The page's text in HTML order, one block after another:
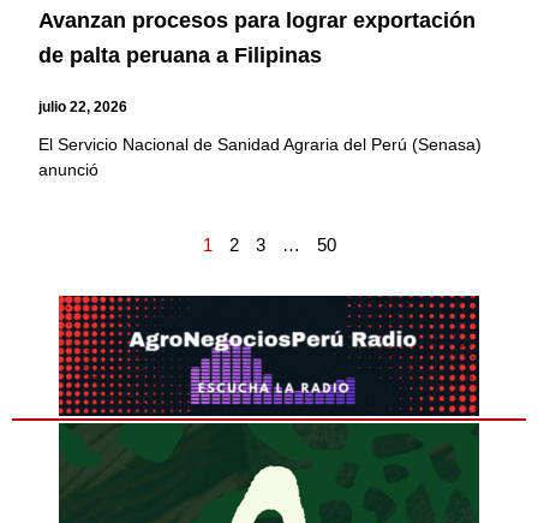
Avanzan procesos para lograr exportación
de palta peruana a Filipinas
julio 22, 2026
El Servicio Nacional de Sanidad Agraria del Perú (Senasa)
anunció
1 2 3 … 50